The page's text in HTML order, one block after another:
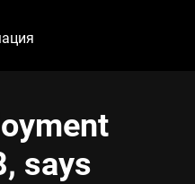
says